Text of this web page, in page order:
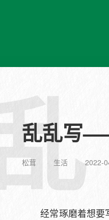
乱乱写
松茸 生活 2022-
经常琢磨着想要写